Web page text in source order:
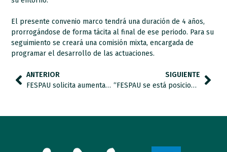
El presente convenio marco tendrá una duración de 4 años,
prorrogándose de forma tácita al final de ese periodo. Para su
seguimiento se creará una comisión mixta, encargada de
programar el desarrollo de las actuaciones.
ANTERIOR
FESPAU solicita aumentar hasta el 1% la asignación tributaria para fines sociales
SIGUIENTE
“FESPAU se está posicionando como uno de los referentes en formación de profesionales y en investigaciones vinculadas al bienestar físico y emocional de las personas con TEA y sus familias”